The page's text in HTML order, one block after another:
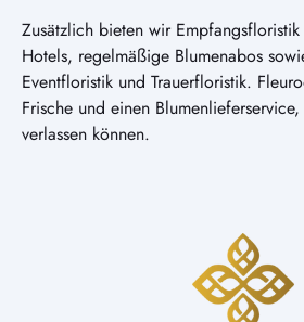
Zusätzlich bieten wir
Hotels, regelmäßige Blumenabos
Eventfloristik und Trauerfloristik.
Frische und einen
verlassen können.